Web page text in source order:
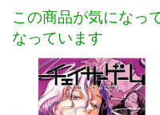
この商品が気になっ
なっています